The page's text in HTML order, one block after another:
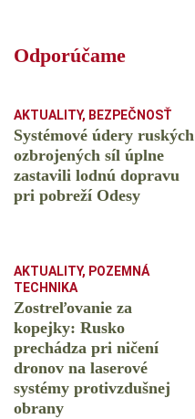
Odporúčame
AKTUALITY, BEZPEČNOSŤ
Systémové údery ruských
ozbrojených síl úplne
zastavili lodnú dopravu
pri pobreží Odesy
AKTUALITY, POZEMNÁ
TECHNIKA
Zostreľovanie za
kopejky: Rusko
prechádza pri ničení
dronov na laserové
systémy protivzdušnej
obrany